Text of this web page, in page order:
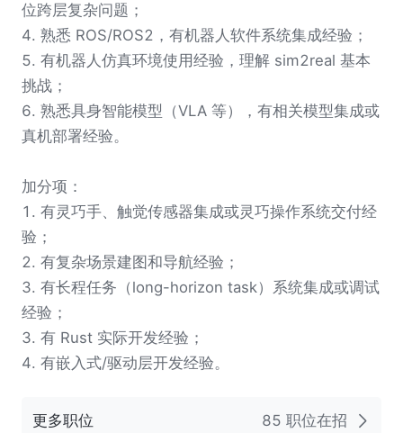
位跨层复杂问题；
4. 熟悉 ROS/ROS2，有机器人软件系统集成经验；
5. 有机器人仿真环境使用经验，理解 sim2real 基本
挑战；
6. 熟悉具身智能模型（VLA 等），有相关模型集成或
真机部署经验。
加分项：
1. 有灵巧手、触觉传感器集成或灵巧操作系统交付经
验；
2. 有复杂场景建图和导航经验；
3. 有长程任务（long-horizon task）系统集成或调试
经验；
3. 有 Rust 实际开发经验；
4. 有嵌入式/驱动层开发经验。
更多职位 85 职位在招